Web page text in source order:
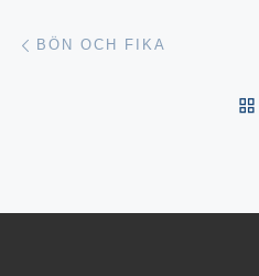
Inläggsnavigering
BÖN OCH FIKA